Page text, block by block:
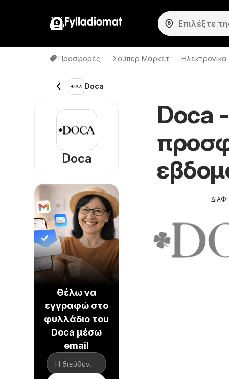
Fylladiomat
Προσφορές Σούπερ Μάρκετ Hλεκτρονικά
Doca
Doca
Doca
Θέλω να
εγγραφώ στο
φυλλάδιο του
Doca μέσω
email